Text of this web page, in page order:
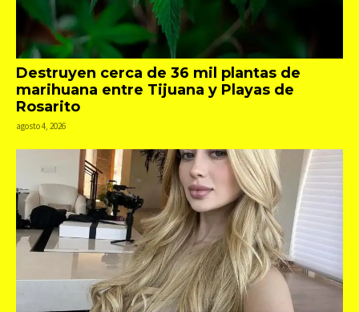
Destruyen cerca de 36 mil plantas de
marihuana entre Tijuana y Playas de
Rosarito
agosto 4, 2026